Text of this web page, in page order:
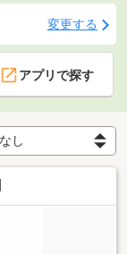
変更する
アプリで探す